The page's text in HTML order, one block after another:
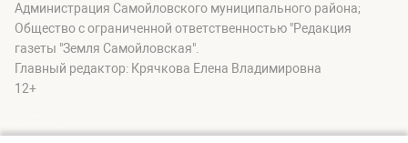
Администрация Самойловского муниципального района;
Общество с ограниченной ответственностью "Редакция
газеты "Земля Самойловская".
Главный редактор: Крячкова Елена Владимировна
12+